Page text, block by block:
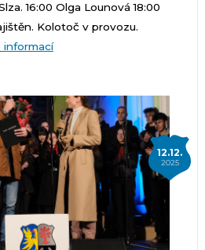
16:00 Olga Lounová 18:00
Kolotoč v provozu.
informací
12.12.
2025